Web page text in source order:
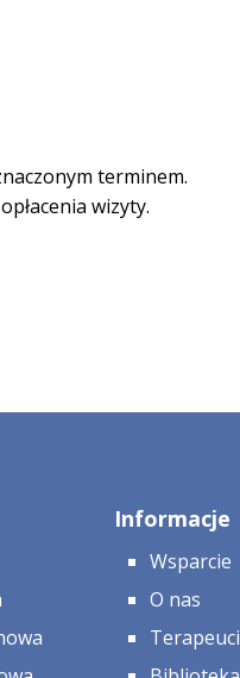
terminem.
wizyty.
Informacje
Wsparcie
O nas
Terapeuci